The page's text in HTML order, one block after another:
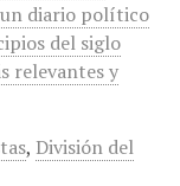
un diario político
del siglo
relevantes y
, División del